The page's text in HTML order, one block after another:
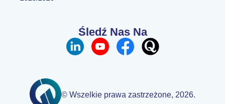
Śledź Nas Na
© Wszelkie prawa zastrzeżone, 2026.